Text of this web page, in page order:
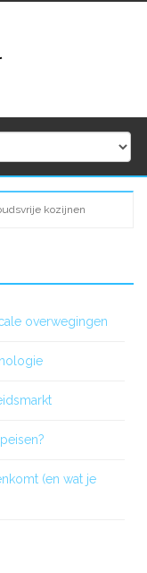
kozijnen
overwegingen
(en wat je